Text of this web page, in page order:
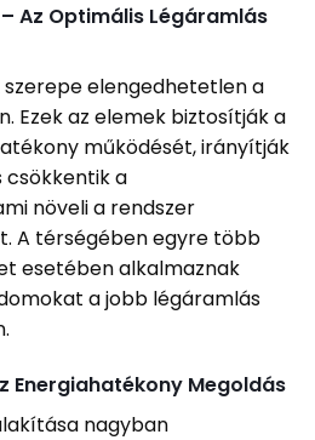
Az Optimális Légáramlás
elengedhetetlen a
Ezek az elemek biztosítják a
működését, irányítják
csökkentik a
növeli a rendszer
A térségében egyre több
esetében alkalmaznak
a jobb légáramlás
Energiahatékony Megoldás
nagyban